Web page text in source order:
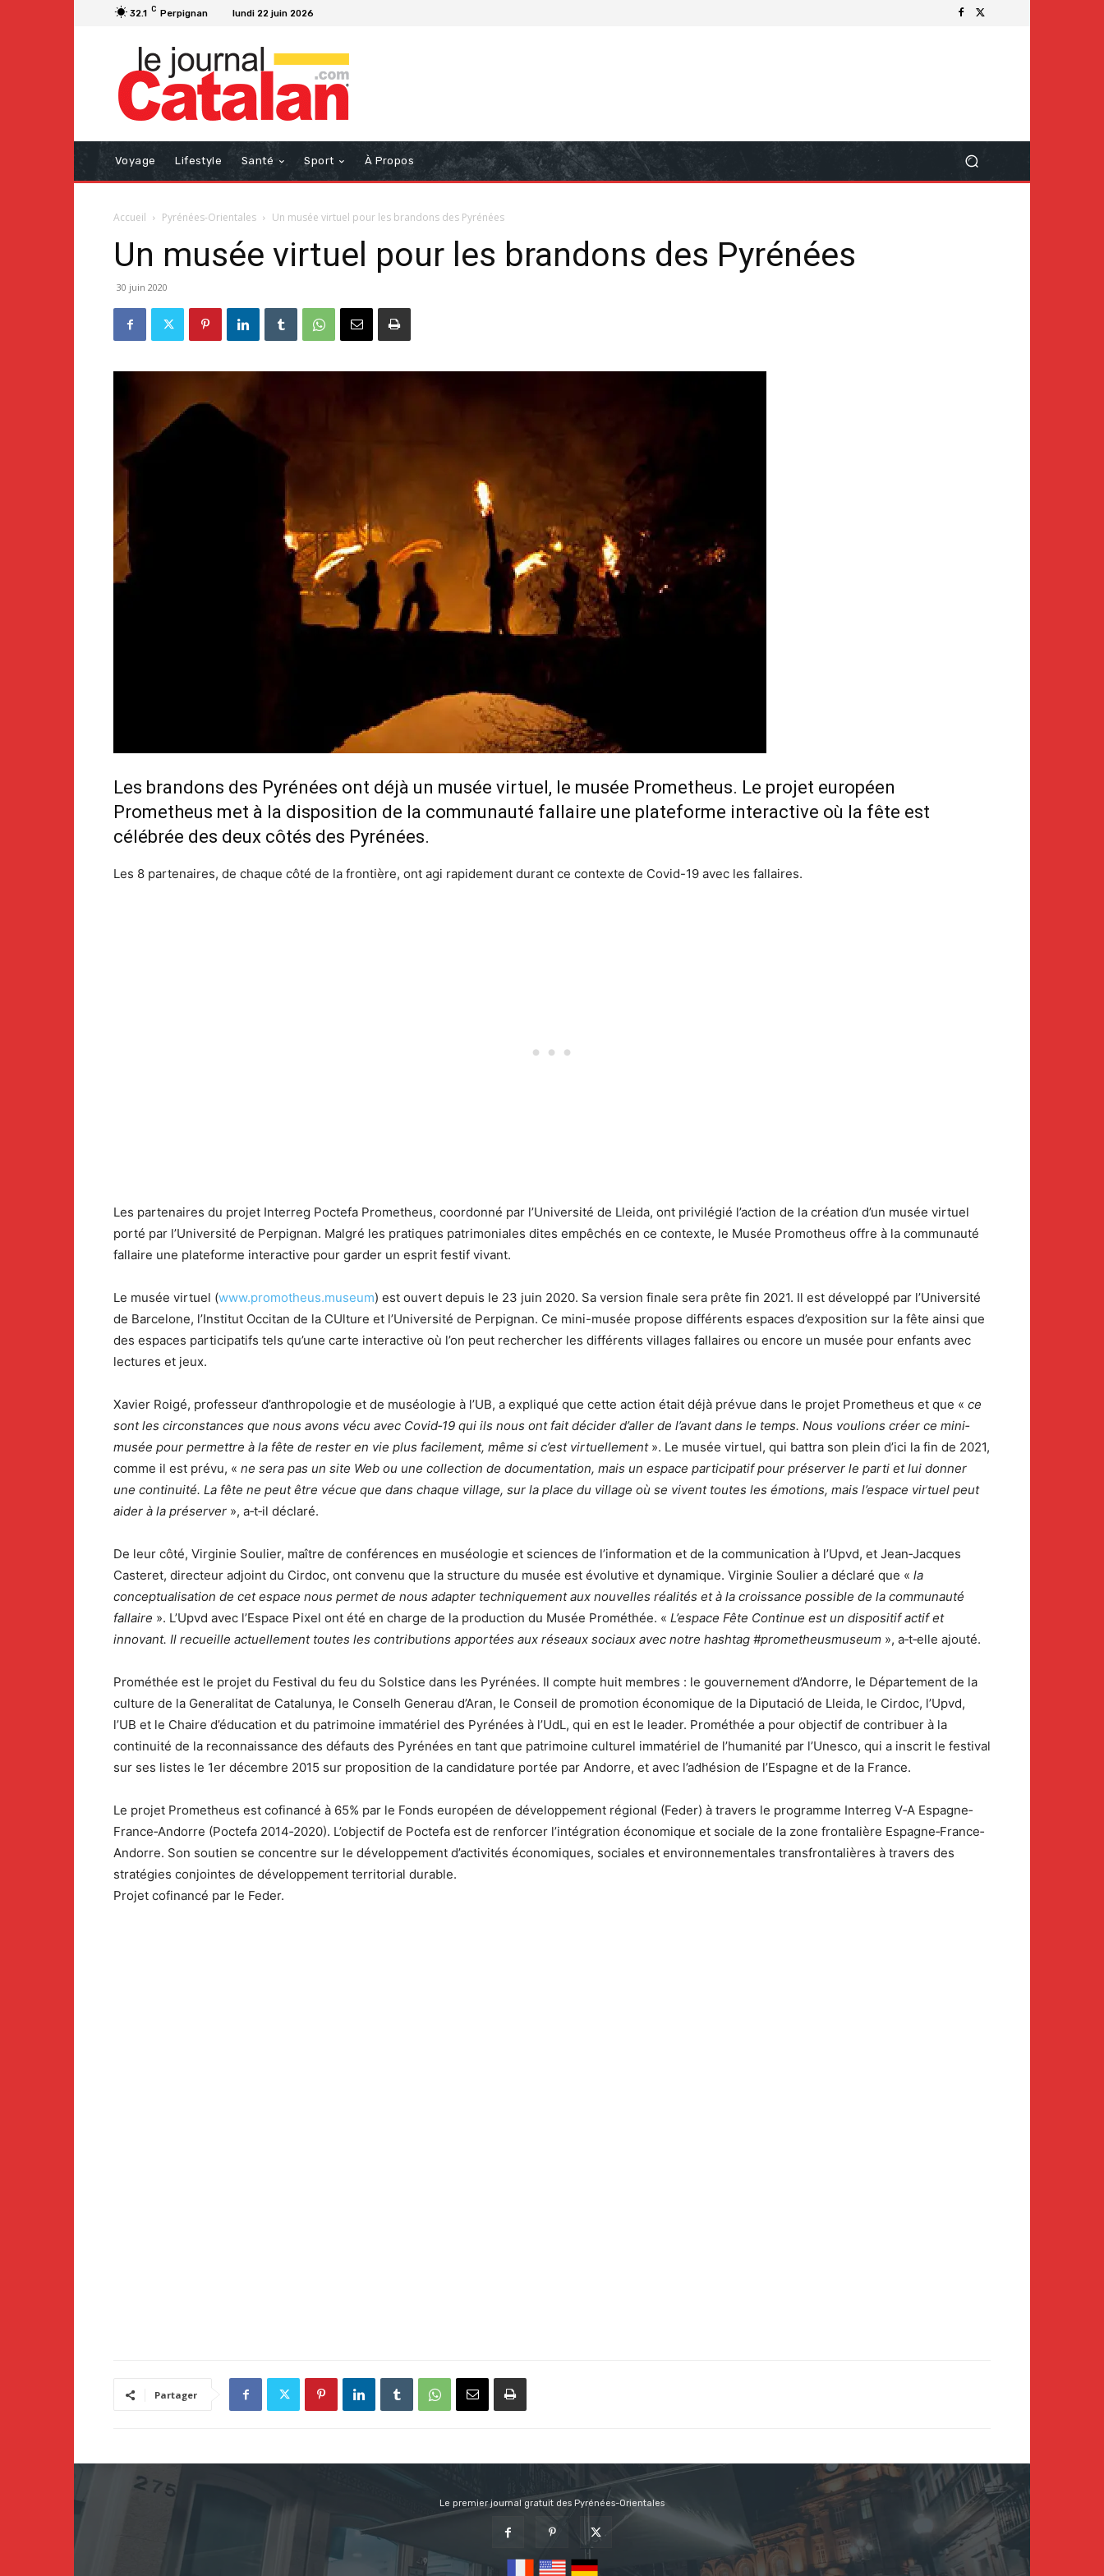
32.1 C Perpignan lundi 22 juin 2026
Voyage Lifestyle Santé Sport À Propos
Accueil Pyrénées-Orientales Un musée virtuel pour les brandons des Pyrénées
Un musée virtuel pour les brandons des Pyrénées
30 juin 2020
Les brandons des Pyrénées ont déjà un musée virtuel, le musée Prometheus. Le projet européen
Prometheus met à la disposition de la communauté fallaire une plateforme interactive où la fête est
célébrée des deux côtés des Pyrénées.
Les 8 partenaires, de chaque côté de la frontière, ont agi rapidement durant ce contexte de Covid-19 avec les fallaires.
Les partenaires du projet Interreg Poctefa Prometheus, coordonné par l’Université de Lleida, ont privilégié l’action de la création d’un musée virtuel
porté par l’Université de Perpignan. Malgré les pratiques patrimoniales dites empêchés en ce contexte, le Musée Promotheus offre à la communauté
fallaire une plateforme interactive pour garder un esprit festif vivant.
Le musée virtuel (www.promotheus.museum) est ouvert depuis le 23 juin 2020. Sa version finale sera prête fin 2021. Il est développé par l’Université
de Barcelone, l’Institut Occitan de la CUlture et l’Université de Perpignan. Ce mini-musée propose différents espaces d’exposition sur la fête ainsi que
des espaces participatifs tels qu’une carte interactive où l’on peut rechercher les différents villages fallaires ou encore un musée pour enfants avec
lectures et jeux.
Xavier Roigé, professeur d’anthropologie et de muséologie à l’UB, a expliqué que cette action était déjà prévue dans le projet Prometheus et que « ce
sont les circonstances que nous avons vécu avec Covid‐19 qui ils nous ont fait décider d’aller de l’avant dans le temps. Nous voulions créer ce mini‐
musée pour permettre à la fête de rester en vie plus facilement, même si c’est virtuellement». Le musée virtuel, qui battra son plein d’ici la fin de 2021,
comme il est prévu, « ne sera pas un site Web ou une collection de documentation, mais un espace participatif pour préserver le parti et lui donner
une continuité. La fête ne peut être vécue que dans chaque village, sur la place du village où se vivent toutes les émotions, mais l’espace virtuel peut
aider à la préserver », a‐t‐il déclaré.
De leur côté, Virginie Soulier, maître de conférences en muséologie et sciences de l’information et de la communication à l’Upvd, et Jean‐Jacques
Casteret, directeur adjoint du Cirdoc, ont convenu que la structure du musée est évolutive et dynamique. Virginie Soulier a déclaré que « la
conceptualisation de cet espace nous permet de nous adapter techniquementaux nouvelles réalités et à la croissance possible de la communauté
fallaire ». L’Upvd avec l’Espace Pixel ont été en charge de la production du Musée Prométhée. « L’espace Fête Continue est un dispositif actif et
innovant. Il recueille actuellement toutes les contributions apportées aux réseaux sociaux avec notre hashtag #prometheusmuseum », a‐t‐elle ajouté.
Prométhée est le projet du Festival du feu du Solstice dans les Pyrénées. Il compte huit membres : le gouvernement d’Andorre, le Département de la
culture de la Generalitat de Catalunya, le Conselh Generau d’Aran, le Conseil de promotion économique de la Diputació de Lleida, le Cirdoc, l’Upvd,
l’UB et le Chaire d’éducation et du patrimoine immatériel des Pyrénées à l’UdL, qui en est le leader. Prométhée a pour objectif de contribuer à la
continuité de la reconnaissance des défauts des Pyrénées en tant que patrimoine culturel immatériel de l’humanité par l’Unesco, qui a inscrit le festival
sur ses listes le 1er décembre 2015 sur proposition de la candidature portée par Andorre, et avec l’adhésion de l’Espagne et de la France.
Le projet Prometheus est cofinancé à 65% par le Fonds européen de développement régional (Feder) à travers le programme Interreg V‐A Espagne‐
France‐Andorre (Poctefa 2014‐2020). L’objectif de Poctefa est de renforcer l’intégration économique et sociale de la zone frontalière Espagne‐France‐
Andorre. Son soutien se concentre sur le développement d’activités économiques, sociales et environnementales transfrontalières à travers des
stratégies conjointes de développement territorial durable.
Projet cofinancé par le Feder.
Partager
Le premier journal gratuit des Pyrénées-Orientales